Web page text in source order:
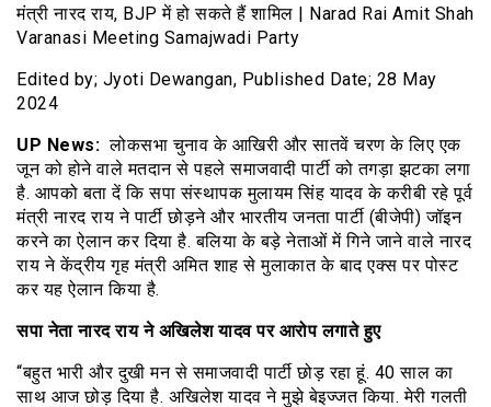
Edited by; Jyoti Dewangan, Published Date; 28 May
2024
UP News:लोकसभा चुनाव के आखिरी और सातवें चरण के लिए एक
जून को होने वाले मतदान से पहले समाजवादी पार्टी को तगड़ा झटका लगा
है. आपको बता दें कि सपा संस्थापक मुलायम सिंह यादव के करीबी रहे पूर्व
मंत्री नारद राय ने पार्टी छोड़ने और भारतीय जनता पार्टी (बीजेपी) जॉइन
करने का ऐलान कर दिया है. बलिया के बड़े नेताओं में गिने जाने वाले नारद
राय ने केंद्रीय गृह मंत्री अमित शाह से मुलाकात के बाद एक्स पर पोस्ट
कर यह ऐलान किया है.
सपा नेता नारद राय ने अखिलेश यादव पर आरोप लगाते हुए
“बहुत भारी और दुखी मन से समाजवादी पार्टी छोड़ रहा हूं. 40 साल का
साथ आज छोड़ दिया है. अखिलेश यादव ने मुझे बेइज्जत किया. मेरी गलती